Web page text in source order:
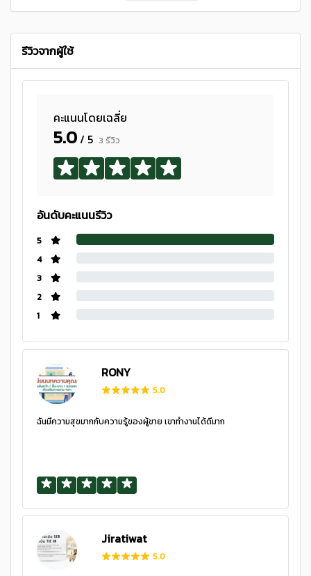
รีวิวจากผู้ใช้
คะแนนโดยเฉลี่ย
5.0/ 5 3 รีวิว
อันดับคะแนนรีวิว
5
4
3
2
1
RONY
5.0
ฉันมีความสุขมากกับความรู้ของผู้ขาย เขาทำงานได้ดีมาก
Jiratiwat
5.0